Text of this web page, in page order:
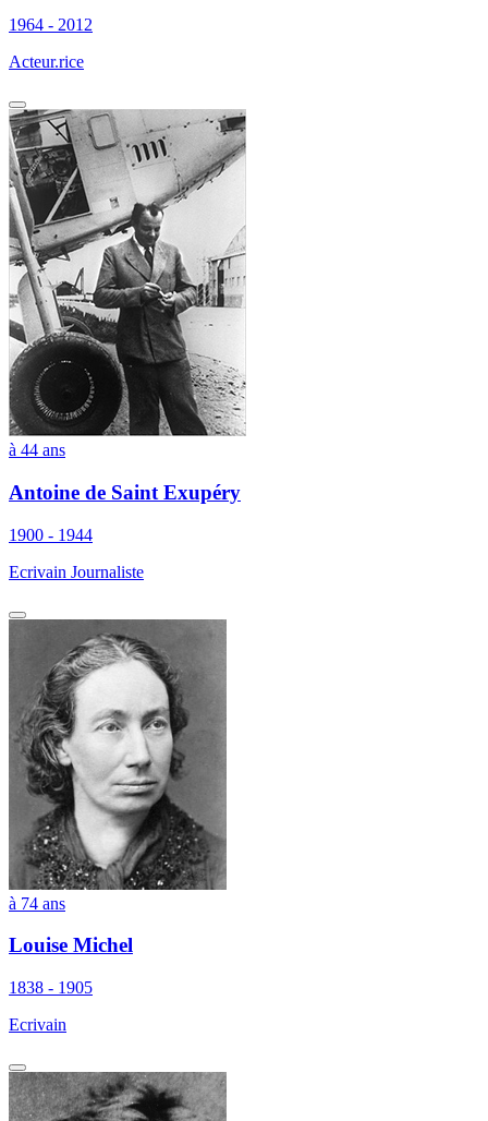
1964 - 2012
Acteur.rice
à 44 ans
Antoine de Saint Exupéry
1900 - 1944
Ecrivain Journaliste
à 74 ans
Louise Michel
1838 - 1905
Ecrivain